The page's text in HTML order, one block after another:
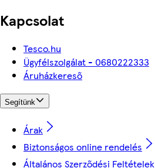
Kapcsolat
Tesco.hu
Ügyfélszolgálat - 0680222333
Áruházkereső
Segítünk
Árak
Biztonságos online rendelés
Általános Szerződési Feltételek